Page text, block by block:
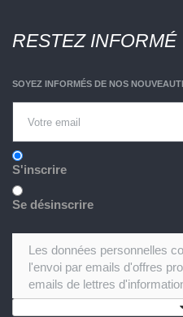
RESTEZ INFORMÉ
SOYEZ INFORMÉS DE NOS
S'inscrire
Se désinscrire
Les données personnelles
l'envoi par emails d'offres
emails de lettres